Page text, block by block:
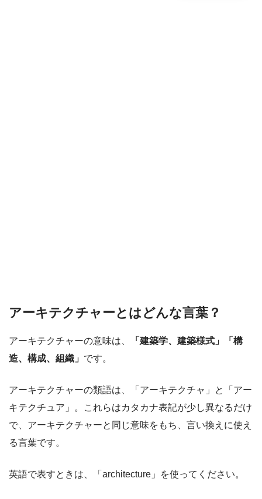
アーキテクチャーとはどんな言葉？
アーキテクチャーの意味は、
「建築学、建築様式」「構
造、構成、組織」 です。
アーキテクチャーの類語は、「アーキテクチャ」と「アー
キテクチュア」。これらはカタカナ表記が少し異なるだけ
で、アーキテクチャーと同じ意味をもち、言い換えに使え
る言葉です。
英語で表すときは、「architecture」を使ってください。